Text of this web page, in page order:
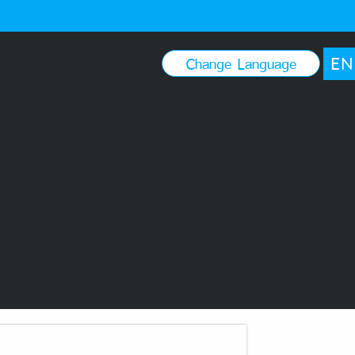
Change Language EN